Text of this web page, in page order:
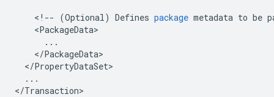
< ! -- (Optional) Defines package metadata to be
<PackageData
...
</PackageData
</PropertyDataSet
...
</Transaction>